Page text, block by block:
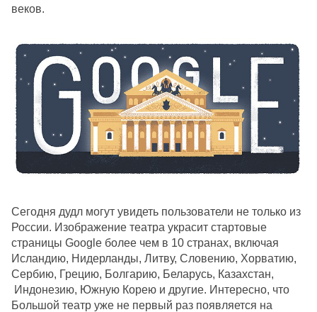
веков.
Сегодня дудл могут увидеть пользователи не только из
России. Изображение театра украсит стартовые
страницы Google более чем в 10 странах, включая
Исландию, Нидерланды, Литву, Словению, Хорватию,
Сербию, Грецию, Болгарию, Беларусь, Казахстан,
Индонезию, Южную Корею и другие. Интересно, что
Большой театр уже не первый раз появляется на